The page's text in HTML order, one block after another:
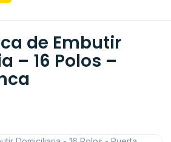
de Embutir
– 16 Polos –